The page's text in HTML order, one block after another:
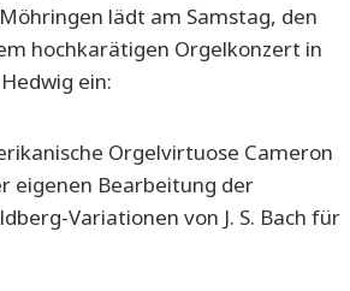
lädt am Samstag, den
hochkarätigen Orgelkonzert in
ein:
Orgelvirtuose Cameron
eigenen Bearbeitung der
Variationen von J. S. Bach für